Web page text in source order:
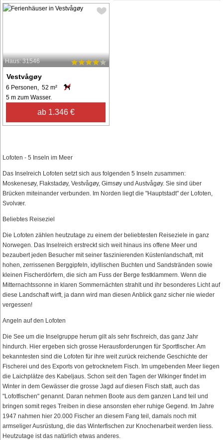
Haus: 31546
Vestvågøy
6 Personen, 52 m²
5 m zum Wasser.
ab 1.346 €
Lofoten - 5 Inseln im Meer
Das Inselreich Lofoten setzt sich aus folgenden 5 Inseln zusammen:
Moskenesøy, Flakstadøy, Vestvågøy, Gimsøy und Austvågøy. Sie sind über
Brücken miteinander verbunden. Im Norden liegt die "Hauptstadt" der Lofoten,
Svolvær.
Beliebtes Reiseziel
Die Lofoten zählen heutzutage zu einem der beliebtesten Reiseziele in ganz
Norwegen. Das Inselreich erstreckt sich weit hinaus ins offene Meer und
bezaubert jeden Besucher mit seiner faszinierenden Küstenlandschaft, mit
hohen, zerrissenen Berggipfeln, idyllischen Buchten und Sandstränden sowie
kleinen Fischerdörfern, die sich am Fuss der Berge festklammern. Wenn die
Mitternachtssonne in klaren Sommernächten strahlt und ihr besonderes Licht auf
diese Landschaft wirft, ja dann wird man diesen Anblick ganz sicher nie wieder
vergessen!
Angeln auf den Lofoten
Die See um die Inselgruppe herum gilt als sehr fischreich, das ganz Jahr
hindurch. Hier ergeben sich grosse Herausforderungen für Sportfischer. Am
bekanntesten sind die Lofoten für ihre weit zurück reichende Geschichte der
Fischerei und des Exports von getrocknetem Fisch. Im umgebenden Meer liegen
die Laichplätze des Kabeljaus. Schon seit den Tagen der Wikinger findet im
Winter in dem Gewässer die grosse Jagd auf diesen Fisch statt, auch das
"Lofotfischen" genannt. Daran nehmen Boote aus dem ganzen Land teil und
bringen somit reges Treiben in diese ansonsten eher ruhige Gegend. Im Jahre
1947 nahmen hier 20.000 Fischer an diesem Fang teil, damals noch mit
armseliger Ausrüstung, die das Winterfischen zur Knochenarbeit werden liess.
Heutzutage ist das natürlich etwas anderes.